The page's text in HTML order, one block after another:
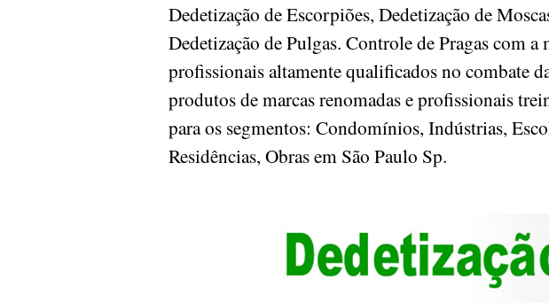
Dedetização de Escorpiões, Dedetização de
Dedetização de Pulgas. Controle de Pragas com
profissionais altamente qualificados no combate
produtos de marcas renomadas e profissionais
para os segmentos: Condomínios, Indústrias,
Residências, Obras em São Paulo Sp.